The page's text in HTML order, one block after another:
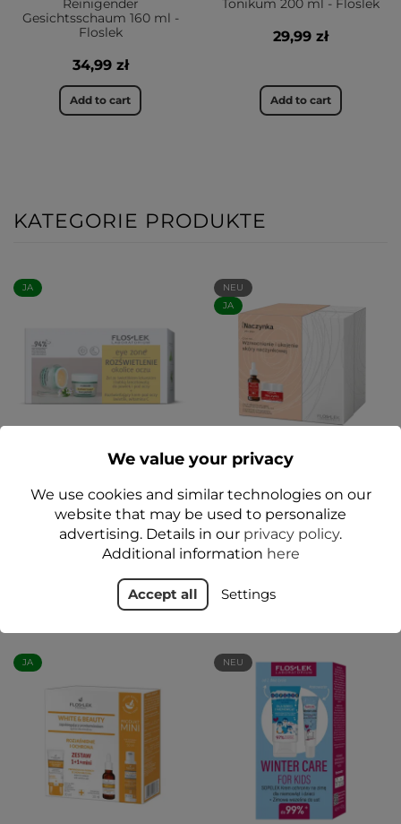
Reinigender
Gesichtsschaum 160 ml -
Floslek
34,99 zł
Add to cart
Tonikum 200 ml - Floslek
29,99 zł
Add to cart
KATEGORIE PRODUKTE
JA
EYE ZONE Aufhellung der
24,99 zł
Add to cart
NEU
JA
StopFailure Kit:
Hesperidin + Anti-Aging-
Pflegecreme - Floslek
54,99 zł
JA NEU
We value your privacy
We use cookies and similar technologies on our
website that may be used to personalize
advertising. Details in our privacy policy.
Additional information here
Accept all Settings